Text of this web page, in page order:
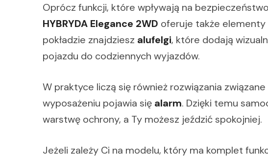
Oprócz funkcji, które wpływają na
HYBRYDA Elegance 2WD oferuje także elementy
pokładzie znajdziesz alufelgi, które dodają
pojazdu do codziennych wyjazdów.
W praktyce liczą się również rozwiązania
wyposażeniu pojawia się alarm. Dzięki temu
warstwę ochrony, a Ty możesz jeździć spokojniej.
Jeżeli zależy Ci na modelu, który ma komplet